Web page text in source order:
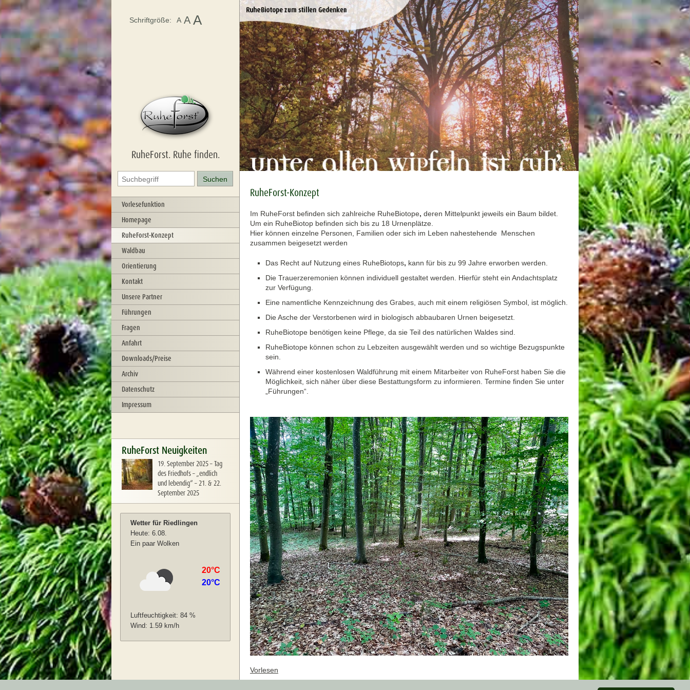
RuheForst. Ruhe finden.
Vorlesefunktion
Homepage
RuheForst-Konzept
Waldbau
Orientierung
Kontakt
Unsere Partner
Führungen
Fragen
Anfahrt
Downloads/Preise
Archiv
Datenschutz
Impressum
RuheForst Neuigkeiten
19. September 2025–Tag
des Friedhofs – „endlich
und lebendig“ – 21. & 22.
September 2025
Schriftgröße: A A A
RuheForst-Konzept
Im RuheForst befinden sich zahlreiche RuheBiotope, deren Mittelpunkt jeweils ein Baum bildet.
Um ein RuheBiotop befinden sich bis zu 18 Urnenplätze.
Hier können einzelne Personen, Familien oder sich im Leben nahestehende Menschen
zusammen beigesetzt werden
Das Recht auf Nutzung eines RuheBiotops, kann für bis zu 99 Jahre erworben werden.
Die Trauerzeremonien können individuell gestaltet werden. Hierfür steht ein Andachtsplatz
zur Verfügung.
Eine namentliche Kennzeichnung des Grabes, auch mit einem religiösen Symbol, ist möglich.
Die Asche der Verstorbenen wird in biologisch abbaubaren Urnen beigesetzt.
RuheBiotope benötigen keine Pflege, da sie Teil des natürlichen Waldes sind.
RuheBiotope können schon zu Lebzeiten ausgewählt werden und so wichtige Bezugspunkte
sein.
Während einer kostenlosen Waldführung mit einem Mitarbeiter von RuheForst haben Sie die
Möglichkeit, sich näher über diese Bestattungsform zu informieren. Termine finden Sie unter
„Führungen“.
Vorlesen